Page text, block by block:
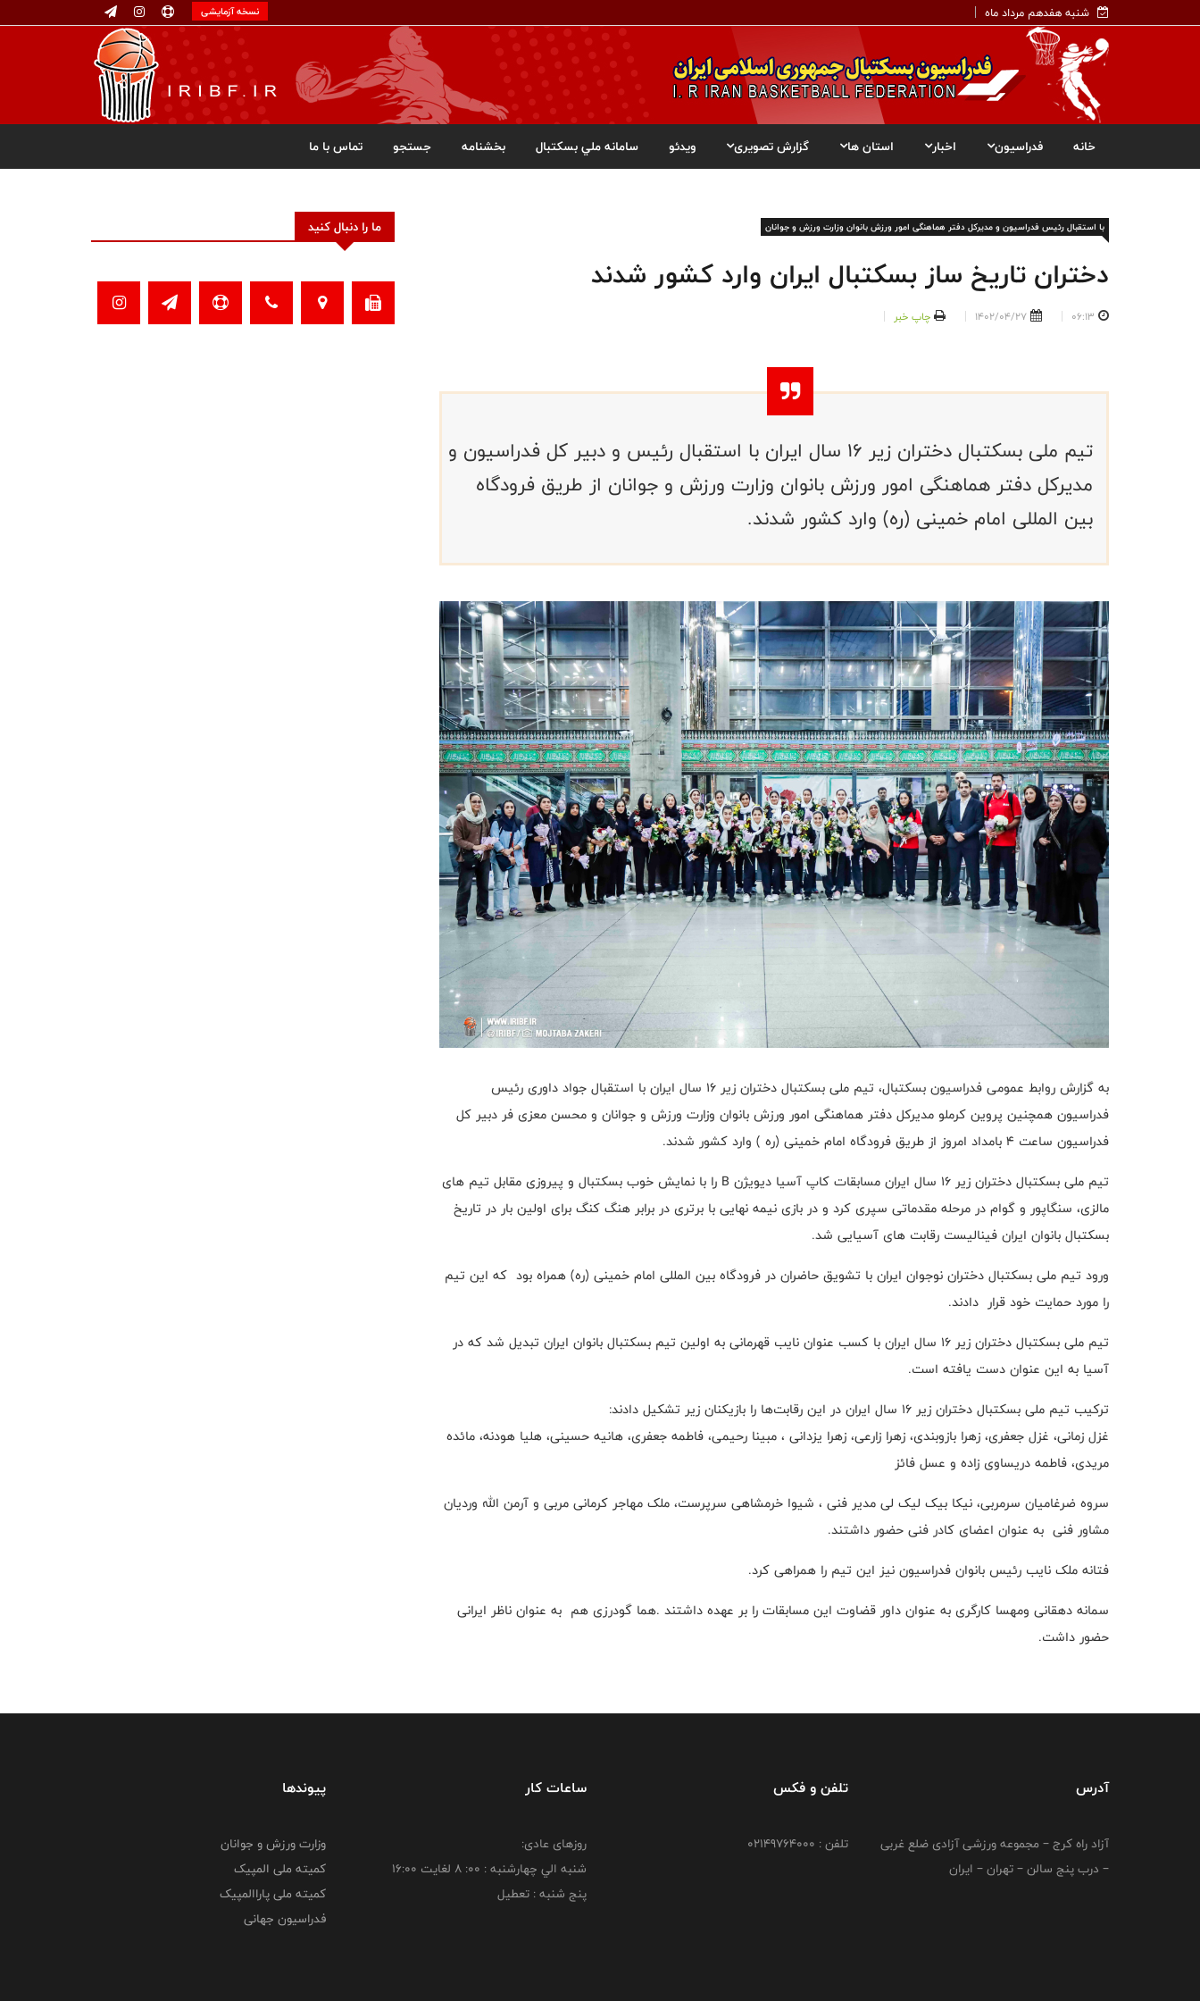
شنبه هفدهم مرداد ماه نسخه آزمایشی
خانه فدراسیون اخبار استان ها گزارش تصویری ویدئو سامانه ملي بسکتبال بخشنامه جستجو تماس با ما
با استقبال رئیس فدراسیون و مدیرکل دفتر هماهنگی امور ورزش بانوان وزارت ورزش و جوانان
دختران تاریخ ساز بسکتبال ایران وارد کشور شدند
06:13
1402/04/27 چاپ خبر
تیم ملی بسکتبال دختران زیر ۱۶ سال ایران با استقبال رئیس و دبیر کل فدراسیون و
مدیرکل دفتر هماهنگی امور ورزش بانوان وزارت ورزش و جوانان از طریق فرودگاه
بین المللی امام خمینی (ره) وارد کشور شدند.
به گزارش روابط عمومی فدراسیون بسکتبال، تیم ملی بسکتبال دختران زیر ۱۶ سال ایران با استقبال جواد داوری رئیس
فدراسیون همچنین پروین کرملو مدیرکل دفتر هماهنگی امور ورزش بانوان وزارت ورزش و جوانان و محسن معزی فر دبیر کل
فدراسیون ساعت ۴ بامداد امروز از طریق فرودگاه امام خمینی (ره ) وارد کشور شدند.
تیم ملی بسکتبال دختران زیر ۱۶ سال ایران مسابقات کاپ آسیا دیویژن B را با نمایش خوب بسکتبال و پیروزی مقابل تیم های
مالزی، سنگاپور و گوام در مرحله مقدماتی سپری کرد و در بازی نیمه نهایی با برتری در برابر هنگ کنگ برای اولین بار در تاریخ
بسکتبال بانوان ایران فینالیست رقابت های آسیایی شد.
ورود تیم ملی بسکتبال دختران نوجوان ایران با تشویق حاضران در فرودگاه بین المللی امام خمینی (ره) همراه بود که این تیم
را مورد حمایت خود قرار دادند.
تیم ملی بسکتبال دختران زیر ۱۶ سال ایران با کسب عنوان نایب قهرمانی به اولین تیم بسکتبال بانوان ایران تبدیل شد که در
آسیا به این عنوان دست یافته است.
ترکیب تیم ملی بسکتبال دختران زیر ۱۶ سال ایران در این رقابت‌ها را بازیکنان زیر تشکیل دادند:
غزل زمانی، غزل جعفری، زهرا بازوبندی، زهرا زارعی، زهرا یزدانی ، مبینا رحیمی، فاطمه جعفری، هانیه حسینی، هلیا هودنه، مائده
مریدی، فاطمه دریساوی زاده و عسل فائز
سروه ضرغامیان سرمربی، نیکا بیک لیک لی مدیر فنی ، شیوا خرمشاهی سرپرست، ملک مهاجر کرمانی مربی و آرمن الله وردیان
مشاور فنی به عنوان اعضای کادر فنی حضور داشتند.
فتانه ملک نایب رئیس بانوان فدراسیون نیز این تیم را همراهی کرد.
سمانه دهقانی ومهسا کارگری به عنوان داور قضاوت این مسابقات را بر عهده داشتند .هما گودرزی هم به عنوان ناظر ایرانی
حضور داشت.
ما را دنبال کنید
آدرس
آزاد راه کرج – مجموعه ورزشی آزادی ضلع غربی
– درب پنج سالن – تهران – ایران
تلفن و فکس
تلفن : 02149764000
ساعات کار
روزهای عادی:
شنبه الي چهارشنبه : 00: 8 لغايت 16:00
پنج شنبه : تعطیل
پیوندها
وزارت ورزش و جوانان
کمیته ملی المپیک
کمیته ملی پاراالمپیک
فدراسیون جهانی